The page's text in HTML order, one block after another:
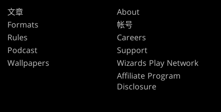
文章
Formats
Rules
Podcast
Wallpapers
About
帐号
Careers
Support
Wizards Play Network
Affiliate Program
Disclosure